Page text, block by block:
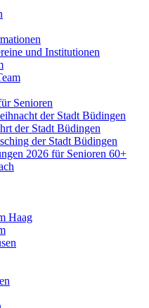
und Institutionen
Senioren
der Stadt Büdingen
der Stadt Büdingen
der Stadt Büdingen
2026 für Senioren 60+
Haag